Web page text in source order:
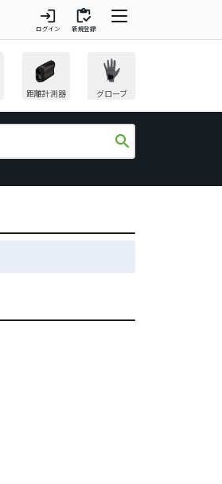
login
ログイン
inventory
新規登録
距離計測器 グローブ
search